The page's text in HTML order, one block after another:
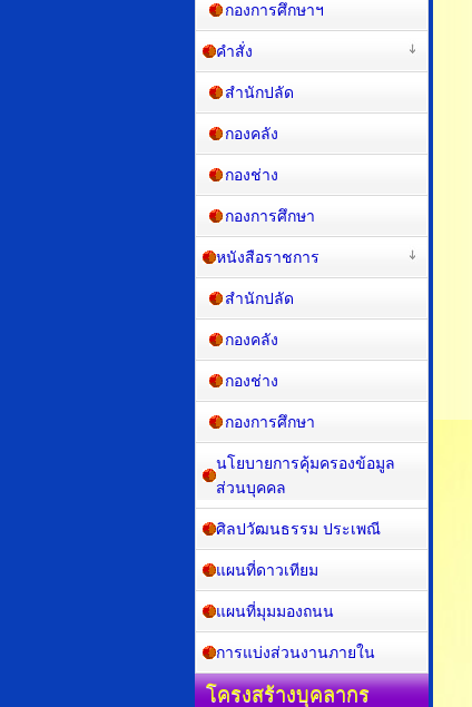
กองการศึกษาฯ
คำสั่ง
สำนักปลัด
กองคลัง
กองช่าง
กองการศึกษา
หนังสือราชการ
สำนักปลัด
กองคลัง
กองช่าง
กองการศึกษา
นโยบายการคุ้มครองข้อมูล
ส่วนบุคคล
ศิลปวัฒนธรรม ประเพณี
แผนที่ดาวเทียม
แผนที่มุมมองถนน
การแบ่งส่วนงานภายใน
โครงสร้างบุคลากร